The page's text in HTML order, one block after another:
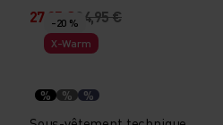
27,95 €34,95 €
-20 %
X-Warm
% % %